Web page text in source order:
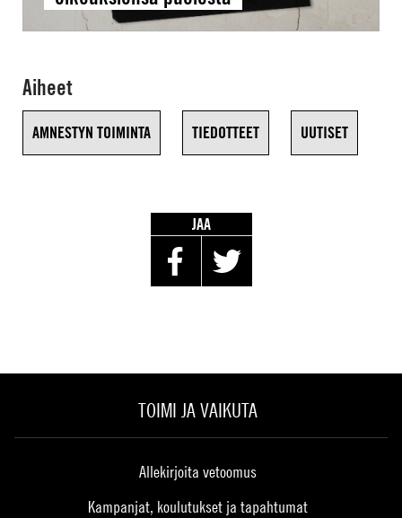
Aiheet
AMNESTYN TOIMINTA TIEDOTTEET UUTISET
JAA
TOIMI JA VAIKUTA
Allekirjoita vetoomus
Kampanjat, koulutukset ja tapahtumat